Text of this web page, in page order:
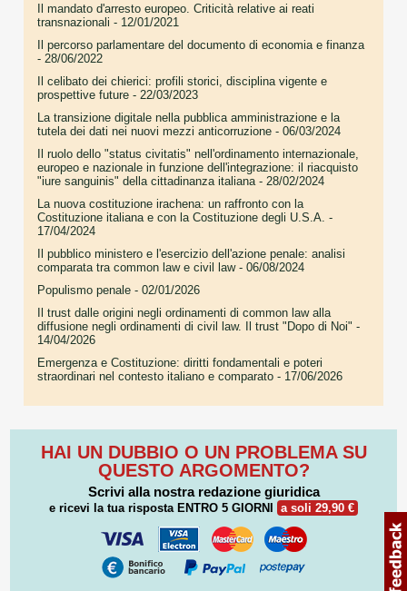
Il mandato d'arresto europeo. Criticità relative ai reati
transnazionali - 12/01/2021
Il percorso parlamentare del documento di economia e finanza
- 28/06/2022
Il celibato dei chierici: profili storici, disciplina vigente e
prospettive future - 22/03/2023
La transizione digitale nella pubblica amministrazione e la
tutela dei dati nei nuovi mezzi anticorruzione - 06/03/2024
Il ruolo dello "status civitatis" nell'ordinamento internazionale,
europeo e nazionale in funzione dell'integrazione: il riacquisto
"iure sanguinis" della cittadinanza italiana - 28/02/2024
La nuova costituzione irachena: un raffronto con la
Costituzione italiana e con la Costituzione degli U.S.A. -
17/04/2024
Il pubblico ministero e l'esercizio dell'azione penale: analisi
comparata tra common law e civil law- 06/08/2024
Populismo penale - 02/01/2026
Il trust dalle origini negli ordinamenti di common law alla
diffusione negli ordinamenti di civil law. Il trust "Dopo di Noi" -
14/04/2026
Emergenza e Costituzione: diritti fondamentali e poteri
straordinari nel contesto italiano e comparato - 17/06/2026
HAI UN DUBBIO O UN PROBLEMA SU
QUESTO ARGOMENTO?
Scrivi alla nostra redazione giuridica
e ricevi la tua risposta ENTRO 5 GIORNI a soli 29,90 €